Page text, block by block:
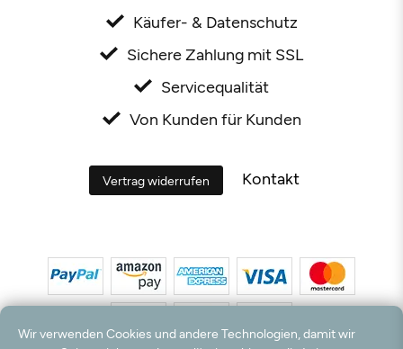
Käufer- & Datenschutz
Sichere Zahlung mit SSL
Servicequalität
Von Kunden für Kunden
Vertrag widerrufen Kontakt
Wir verwenden Cookies und andere Technologien, damit wir